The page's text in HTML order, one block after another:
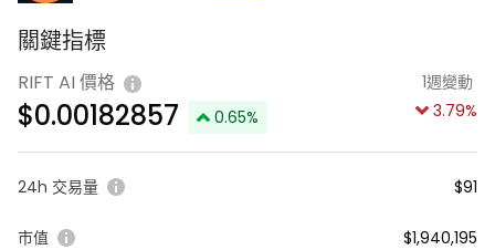
關鍵指標
RIFT AI 價格
$0.00182857 0.65%
1週變動
3.79%
24h 交易量 $91
市值 $1,940,195